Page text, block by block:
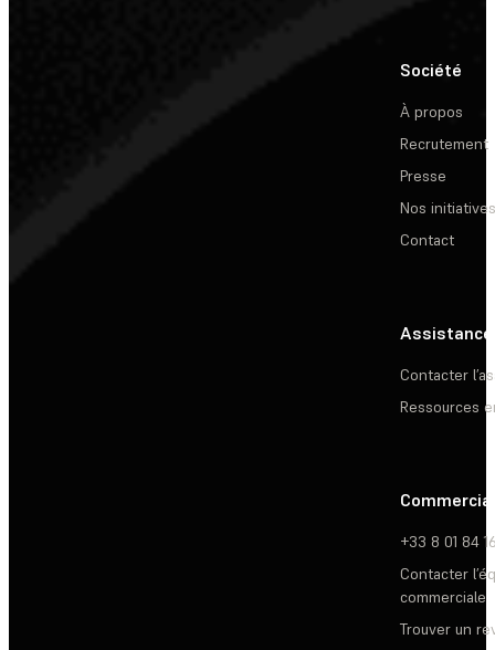
Société
À propos
Recrutement
Presse
Nos initiatives
Contact
Assistance
Contacter
Ressources
Commercial
+33 8 01 84
Contacter
commerciale
Trouver un